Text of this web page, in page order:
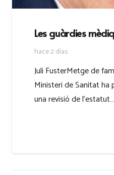
Les guàrdies
hace 2 días
Juli FusterMetge de
Ministeri de Sanitat
una revisió de l’estatut…